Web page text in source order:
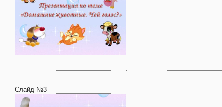
Слайд №3